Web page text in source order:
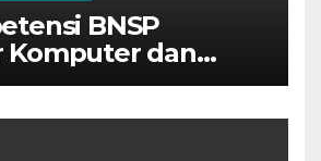
BNSP
Komputer dan
di Bekasi